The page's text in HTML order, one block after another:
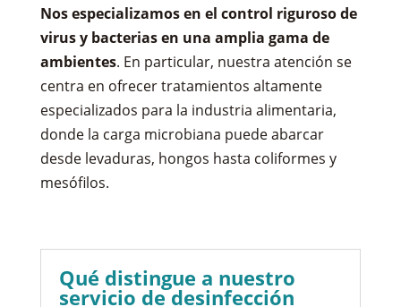
Nos especializamos en el control riguroso de
virus y bacterias en una amplia gama de
ambientes. En particular, nuestra atención se
centra en ofrecer tratamientos altamente
especializados para la industria alimentaria,
donde la carga microbiana puede abarcar
desde levaduras, hongos hasta coliformes y
mesófilos.
Qué distingue a nuestro
servicio de desinfección